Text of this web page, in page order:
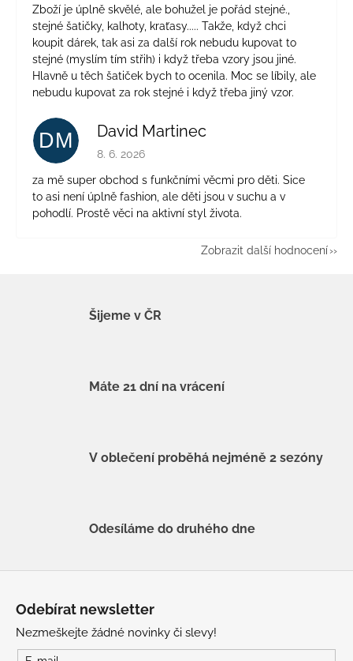
Zboží je úplně skvělé, ale bohužel je pořád stejné.,
stejné šatičky, kalhoty, kraťasy..... Takže, když chci
koupit dárek, tak asi za další rok nebudu kupovat to
stejné (myslím tím střih) i když třeba vzory jsou jiné.
Hlavně u těch šatiček bych to ocenila. Moc se líbily, ale
nebudu kupovat za rok stejné i když třeba jiný vzor.
DM David Martinec
Hodnocení obchodu je 5 z 5 hvězdiček.
8. 6. 2026
za mě super obchod s funkčními věcmi pro děti. Sice
to asi není úplně fashion, ale děti jsou v suchu a v
pohodlí. Prostě věci na aktivní styl života.
Zobrazit další hodnocení
Šijeme v ČR
Máte 21 dní na vrácení
V oblečení proběhá nejméně 2 sezóny
Odesíláme do druhého dne
Odebírat newsletter
Nezmeškejte žádné novinky či slevy!